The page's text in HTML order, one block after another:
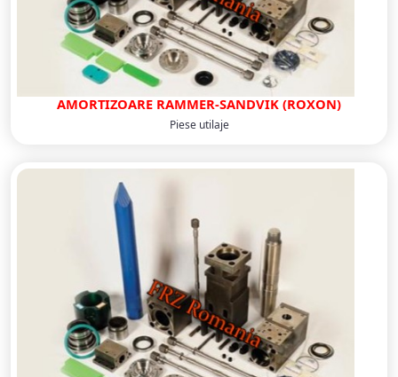
AMORTIZOARE RAMMER-SANDVIK (ROXON)
Piese utilaje